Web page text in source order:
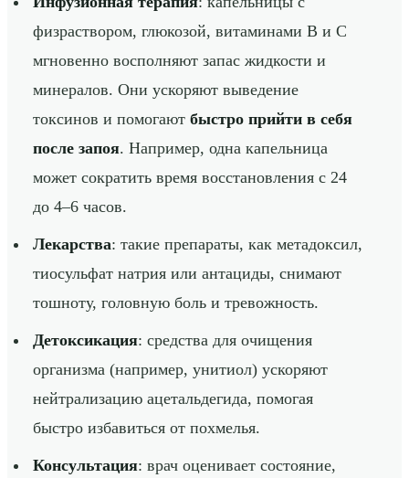
физраствором, глюкозой, витаминами B и C
мгновенно восполняют запас жидкости и
минералов. Они ускоряют выведение
токсинов и помогают быстро прийти в себя
после запоя. Например, одна капельница
может сократить время восстановления с 24
до 4–6 часов.
Лекарства: такие препараты, как метадоксил,
тиосульфат натрия или антациды, снимают
тошноту, головную боль и тревожность.
Детоксикация: средства для очищения
организма (например, унитиол) ускоряют
нейтрализацию ацетальдегида, помогая
быстро избавиться от похмелья.
Консультация: врач оценивает состояние,